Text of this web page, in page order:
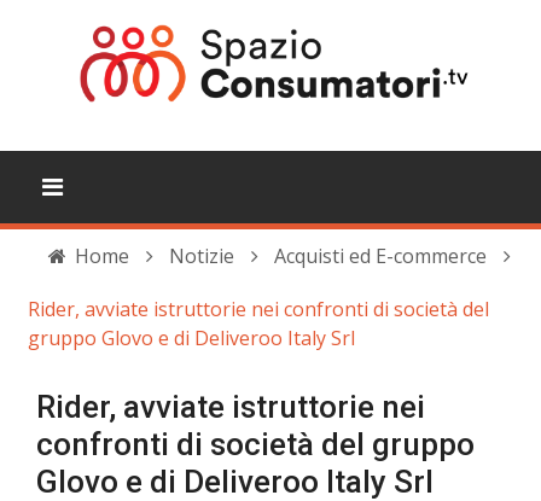
Home Notizie
Acquisti ed E-commerce
Rider, avviate istruttorie nei confronti di società del
gruppo Glovo e di Deliveroo Italy Srl
Rider, avviate istruttorie nei
confronti di società del gruppo
Glovo e di Deliveroo Italy Srl